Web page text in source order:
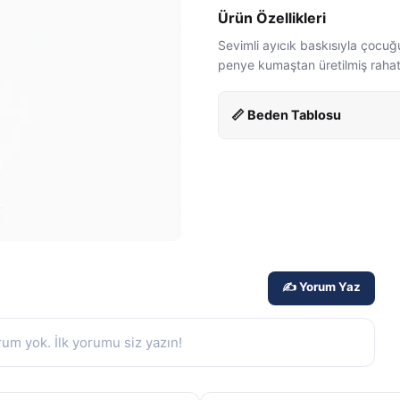
Ürün Özellikleri
Sevimli ayıcık baskısıyla
penye kumaştan üretilmiş
📏 Beden Tablosu
✍️ Yorum Yaz
yok. İlk yorumu siz yazın!